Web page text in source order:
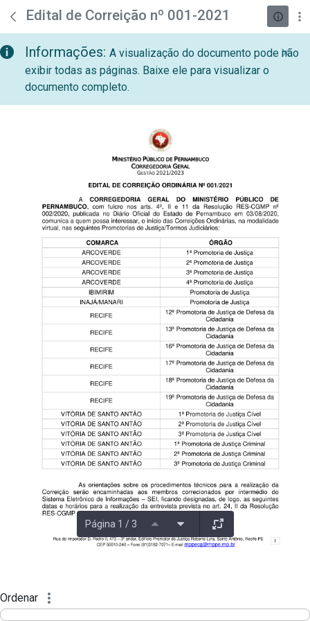
Pular para o Conteúdo principal
teste descricao
Edital de Correição nº 001-2021
Informações: A visualização do documento pode não
exibir todas as páginas. Baixe ele para visualizar o
documento completo.
Página 1 / 3
Ordenar